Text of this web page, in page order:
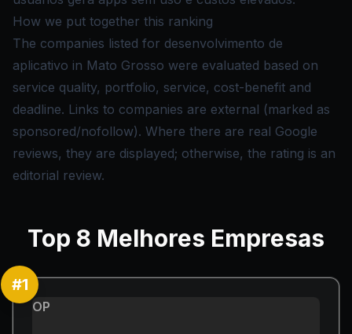
How we put together this ranking
The companies listed for desenvolvimento de
aplicativo in Mato Grosso were evaluated based on
service quality, portfolio, service, cost-benefit and
deadline. Links to companies are external (marked as
sponsored/nofollow). Where there are real Google
reviews, they are displayed; otherwise, the rating is an
editorial review.
Top 8 Melhores Empresas
#1
OP